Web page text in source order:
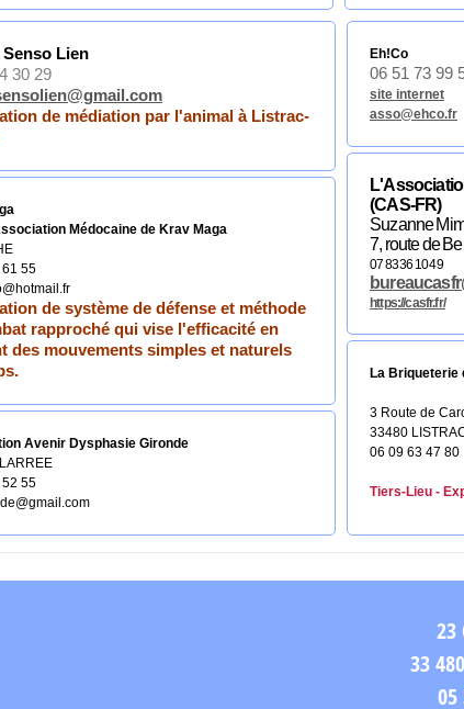
Senso Lien
30 29
de médiation par l'animal à Listrac-
Médocaine de Krav Maga
55
de système de défense et méthode
rapproché qui vise l'efficacité en
des mouvements simples et naturels
Avenir Dysphasie Gironde
55
Eh!Co
06 51 73 99
site internet
asso@ehco.fr
(CAS-FR)
Suzanne
7, route de
07 83 36 10 49
https://casfr.fr/
La Briqueterie
3 Route de
33480
06 09 63 47 80
Tiers-Lieu -
23
33
05